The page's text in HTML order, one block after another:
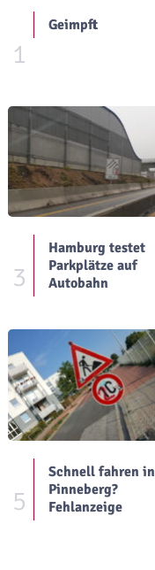
1
Geimpft
3
Hamburg testet
Parkplätze auf
Autobahn
5
Schnell fahren in
Pinneberg?
Fehlanzeige